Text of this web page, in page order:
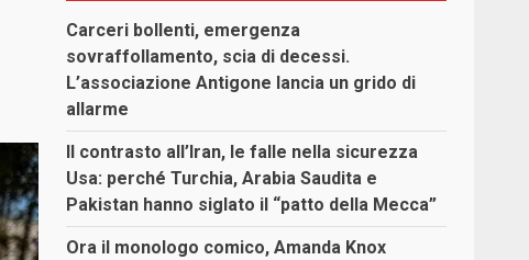
Carceri bollenti, emergenza
sovraffollamento, scia di decessi.
L’associazione Antigone lancia un grido di
allarme
Il contrasto all’Iran, le falle nella sicurezza
Usa: perché Turchia, Arabia Saudita e
Pakistan hanno siglato il “patto della Mecca”
Ora il monologo comico, Amanda Knox